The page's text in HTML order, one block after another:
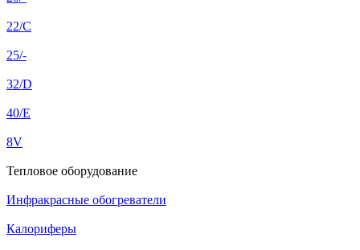
22/C
25/-
32/D
40/E
8V
Тепловое оборудование
Инфракрасные обогреватели
Калориферы